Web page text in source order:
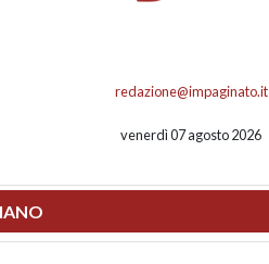
redazione@impaginato.it
venerdì 07 agosto 2026